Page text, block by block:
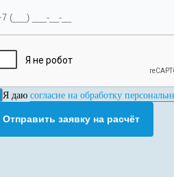
Я даю согласие на обработку
Отправить заявку на расчёт